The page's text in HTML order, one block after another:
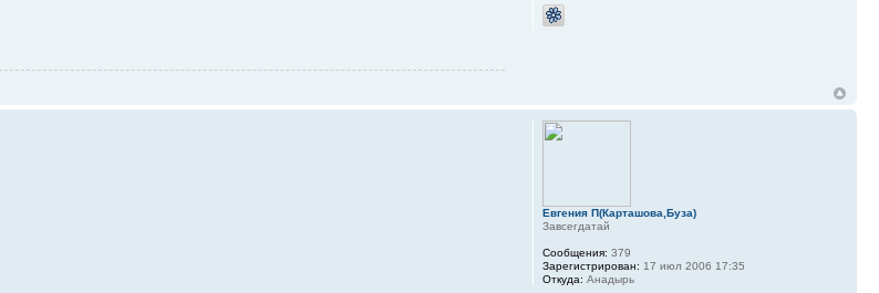
Евгения П(Карташова,Буза)
Завсегдатай
Сообщения: 379
Зарегистрирован: 17 июл 2006 17:35
Откуда: Анадырь